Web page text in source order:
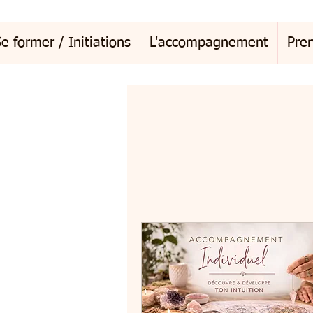
former / Initiations L'accompagnement